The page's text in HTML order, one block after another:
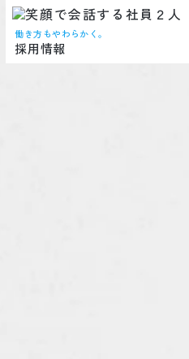
働き方もやわらかく。
採用情報